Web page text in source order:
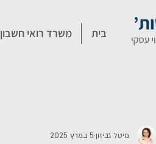
בית משרד רואי חשבון
מיטל גביזון 5 במרץ 2025